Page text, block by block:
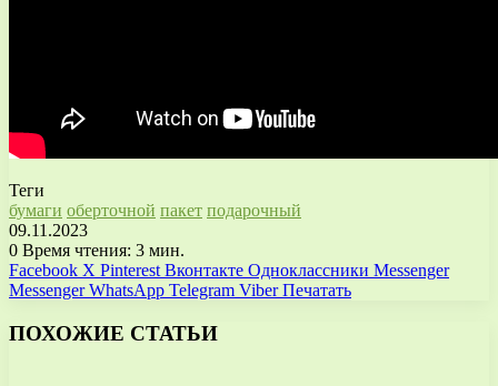
Теги
бумаги оберточной пакет подарочный
09.11.2023
0 Время чтения: 3 мин.
Facebook X Pinterest Вконтакте Одноклассники Messenger
Messenger WhatsApp Telegram Viber Печатать
ПОХОЖИЕ СТАТЬИ